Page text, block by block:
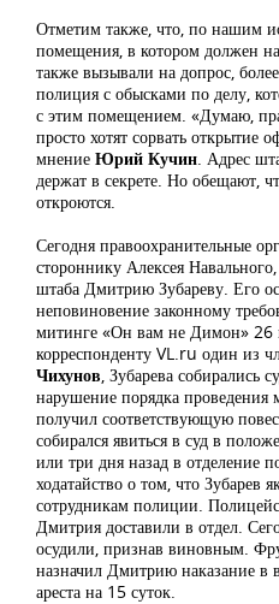
Отметим также, что, по нашим
помещения, в котором должен
также вызывали на допрос,
полиция с обысками по делу,
с этим помещением. «Думаю,
просто хотят сорвать открытие
мнение Юрий Кучин. Адрес
держат в секрете. Но обещают,
откроются.
Сегодня правоохранительные
стороннику Алексея
штаба Дмитрию Зубареву. Его
неповиновение законному
митинге «Он вам не Димон» 26
корреспонденту VL.ru один из
Чихунов, Зубарева собирались
нарушение порядка проведения
получил соответствующую
собирался явиться в суд в
или три дня назад в отделение
ходатайство о том, что Зубарев
сотрудникам полиции.
Дмитрия доставили в отдел.
осудили, признав виновным.
назначил Дмитрию наказание в
ареста на 15 суток.